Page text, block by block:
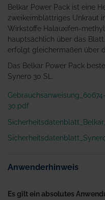
Belkar Power Pack ist eine
zweikeimblättriges Unkraut
Wirkstoffe Halauxifen-
hauptsächlich über das
erfolgt gleichermaßen über
Das Belkar Power Pack
Synero 30 SL.
30.pdf
Anwenderhinweis
Es gilt ein absolutes